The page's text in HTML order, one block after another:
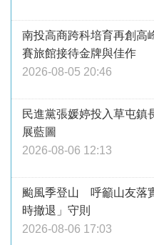
南投高商跨科培育再創
賽旅館接待金牌與佳作
2026-08-05 20:46
民進黨張媛婷投入草屯
展藍圖
2026-08-06 12:13
颱風季登山 呼籲山友落
時撤退」守則
2026-08-06 17:03